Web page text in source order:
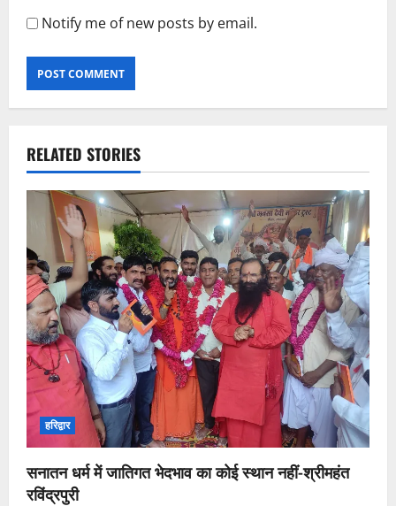
Notify me of new posts by email.
RELATED STORIES
हरिद्वार
सनातन धर्म में जातिगत भेदभाव का कोई स्थान नहीं-श्रीमहंत
रविंद्रपुरी